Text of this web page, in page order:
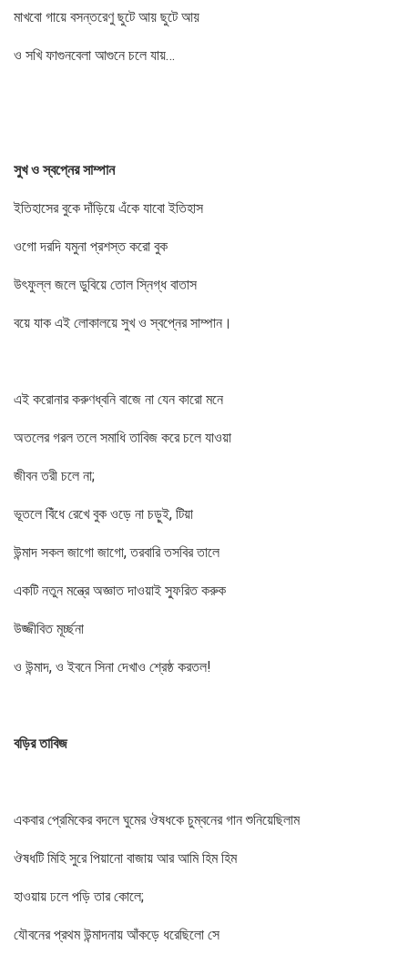
মাখবো গায়ে বসন্তরেণু ছুটে আয় ছুটে আয়
ও সখি ফাগুনবেলা আগুনে চলে যায়…
সুখ ও স্বপ্নের সাম্পান
ইতিহাসের বুকে দাঁড়িয়ে এঁকে যাবো ইতিহাস
ওগো দরদি যমুনা প্রশস্ত করো বুক
উৎফুল্ল জলে ডুবিয়ে তোল স্নিগ্ধ বাতাস
বয়ে যাক এই লোকালয়ে সুখ ও স্বপ্নের সাম্পান।
এই করোনার করুণধ্বনি বাজে না যেন কারো মনে
অতলের গরল তলে সমাধি তাবিজ করে চলে যাওয়া
জীবন তরী চলে না;
ভূতলে বিঁধে রেখে বুক ওড়ে না চড়ুই, টিয়া
উন্মাদ সকল জাগো জাগো, তরবারি তসবির তালে
একটি নতুন মন্ত্রে অজ্ঞাত দাওয়াই স্ফুরিত করুক
উজ্জীবিত মূর্চ্ছনা
ও উন্মাদ, ও ইবনে সিনা দেখাও শ্রেষ্ঠ করতল!
বড়ির তাবিজ
একবার প্রেমিকের বদলে ঘুমের ঔষধকে চুম্বনের গান শুনিয়েছিলাম
ঔষধটি মিহি সুরে পিয়ানো বাজায় আর আমি হিম হিম
হাওয়ায় ঢলে পড়ি তার কোলে;
যৌবনের প্রথম উন্মাদনায় আঁকড়ে ধরেছিলো সে